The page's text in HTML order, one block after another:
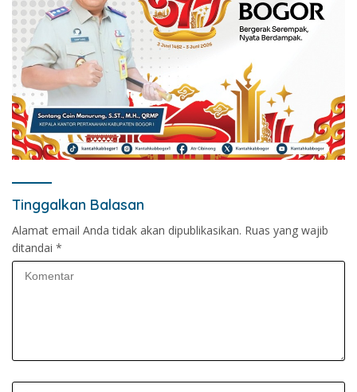
Tinggalkan Balasan
Alamat email Anda tidak akan dipublikasikan. Ruas yang wajib
ditandai *